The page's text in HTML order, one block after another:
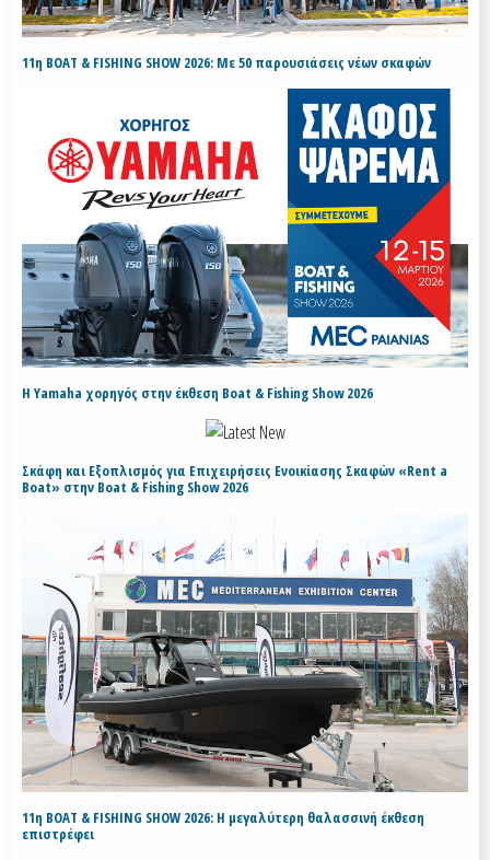
11η BOAT & FISHING SHOW 2026: Με 50 παρουσιάσεις νέων σκαφών
H Yamaha χορηγός στην έκθεση Boat & Fishing Show 2026
Σκάφη και Εξοπλισμός για Επιχειρήσεις Ενοικίασης Σκαφών «Rent a
Boat» στην Boat & Fishing Show 2026
11η BOAT & FISHING SHOW 2026: Η μεγαλύτερη θαλασσινή έκθεση
επιστρέφει